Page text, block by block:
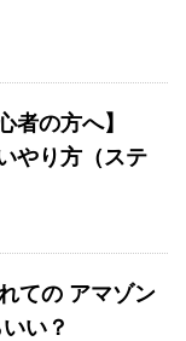
者の方へ】
やり方（ステ
ての アマゾン
い？